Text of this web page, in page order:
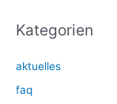
Kategorien
aktuelles
faq